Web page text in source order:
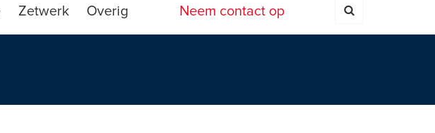
Zetwerk Overig Neem contact op